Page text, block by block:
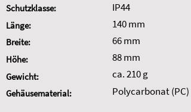
Schutzklasse:
Länge:
Breite:
Höhe:
Gewicht:
Gehäusematerial:
IP44
140 mm
66 mm
88 mm
ca. 210 g
Polycarbonat (PC)